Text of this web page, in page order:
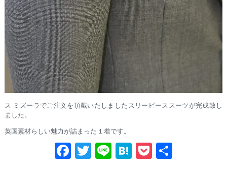
ス ミズーラでご注文を頂戴いたしましたスリーピーススーツが完成致し
ました。
英国素材らしい魅力が詰まった１着です。
Fa T
Li
H
P